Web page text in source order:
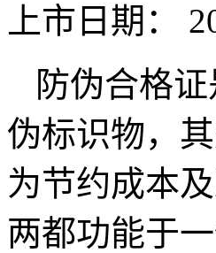
上市日期：
防伪合格
伪标识物，
为节约成本
两都功能于